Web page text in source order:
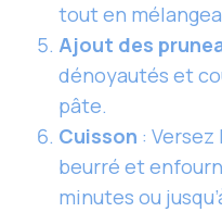
tout en
Ajout des
dénoyautés et
pâte.
Cuisson :
beurré et
minutes ou